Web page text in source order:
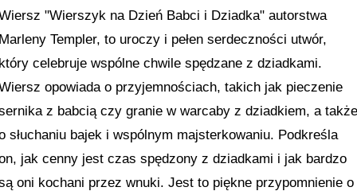
"Wierszyk na Dzień Babci i Dziadka" autorstwa
Templer, to uroczy i pełen serdeczności utwór,
celebruje wspólne chwile spędzane z dziadkami.
opowiada o przyjemnościach, takich jak pieczenie
z babcią czy granie w warcaby z dziadkiem, a
słuchaniu bajek i wspólnym majsterkowaniu. Podkreśla
jak cenny jest czas spędzony z dziadkami i jak bardzo
oni kochani przez wnuki. Jest to piękne przypomnienie o